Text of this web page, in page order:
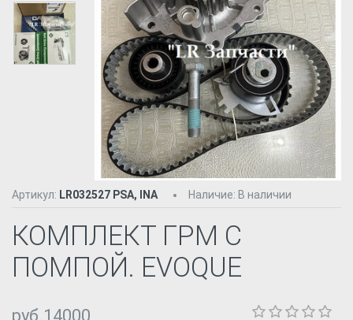
Артикул: LR032527 PSA, INA Наличие: В наличии
КОМПЛЕКТ ГРМ С
ПОМПОЙ. EVOQUE
руб.14000